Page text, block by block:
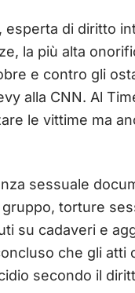
di diritto
la più alta
e contro gli
alla CNN. Al
le vittime ma
sessuale
torture
su cadaveri e
che gli
secondo il